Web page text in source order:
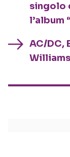
singolo
l’album
AC/DC,